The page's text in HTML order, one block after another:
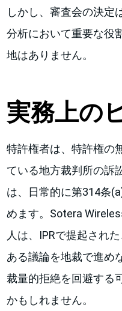
しかし、審査会の決定
分析において重要な役
地はありません。
実務上の
特許権者は、特許権の
ている地方裁判所の訴
は、日常的に第314条
めます。Sotera
人は、IPRで提起され
ある議論を地裁で進め
裁量的拒絶を回避する
かもしれません。